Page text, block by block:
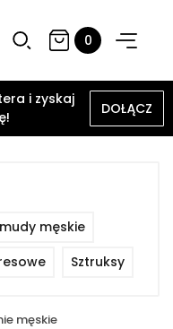
0
męskie
Sztruksy
męskie
i zyskaj
DOŁĄCZ